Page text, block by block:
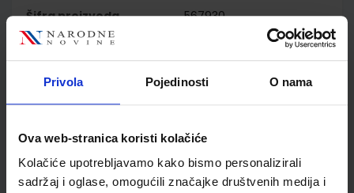
Privola Pojedinosti O nama
Ova web-stranica koristi kolačiće
Kolačiće upotrebljavamo kako bismo personalizirali
sadržaj i oglase, omogućili značajke društvenih medija i
Šifra proizvoda
567930
Jedinična mjera
Nakladnik
ŠKOLSKA KNJIGA d.d.
Autor
Ana Hinić
Školski razred
Vrsta škole
1 OSNOVNA
Nastavni predmet
POVIJEST PP